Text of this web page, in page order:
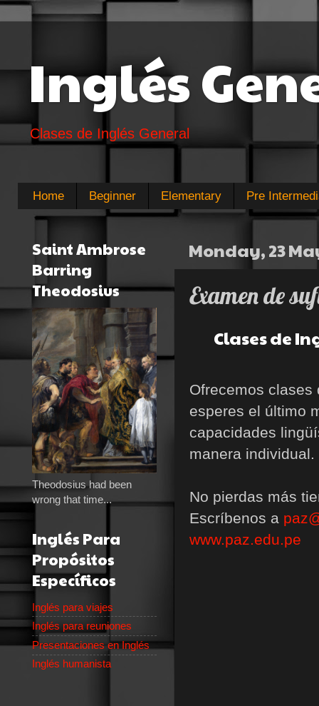
Inglés
Clases de Inglés General
Home Beginner Elementary Pre
Monday, 23
Examen de
Clases de
Ofrecemos clases
esperes el último
capacidades
manera
No pierdas más
Escríbenos a
www.paz.edu.pe
Saint Ambrose
Barring
Theodosius
Theodosius had been
wrong that time...
Inglés Para
Propósitos
Específicos
Inglés para viajes
Inglés para reuniones
Presentaciones en Inglés
Inglés humanista